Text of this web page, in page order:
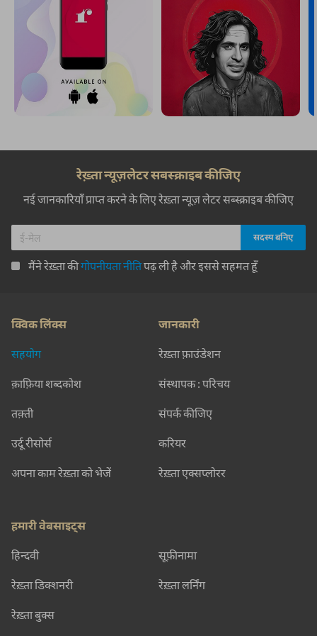
रेख़्ता न्यूज़लेटर सबस्क्राइब कीजिए
नई जानकारियाँ प्राप्त करने के लिए रेख़्ता न्यूज़ लेटर सब्स्क्राइब कीजिए
मैंने रेख़्ता कीगोपनीयता नीतिपढ़ ली है और इससे सहमत हूँ
क्विक लिंक्स
सहयोग
क़ाफ़िया शब्दकोश
तक़्ती
उर्दू रीसोर्स
अपना काम रेख़्ता को भेजें
जानकारी
रेख़्ता फ़ाउंडेशन
संस्थापक : परिचय
संपर्क कीजिए
करियर
रेख़्ता एक्सप्लोरर
हमारी वेबसाइट्स
हिन्दवी सूफ़ीनामा
रेख़्ता डिक्शनरी रेख़्ता लर्निंग
रेख़्ता बुक्स